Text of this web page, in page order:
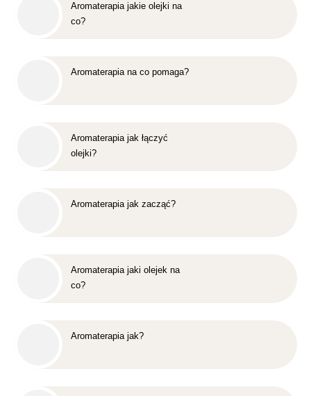
Aromaterapia jakie olejki na
co?
Aromaterapia na co pomaga?
Aromaterapia jak łączyć
olejki?
Aromaterapia jak zacząć?
Aromaterapia jaki olejek na
co?
Aromaterapia jak?